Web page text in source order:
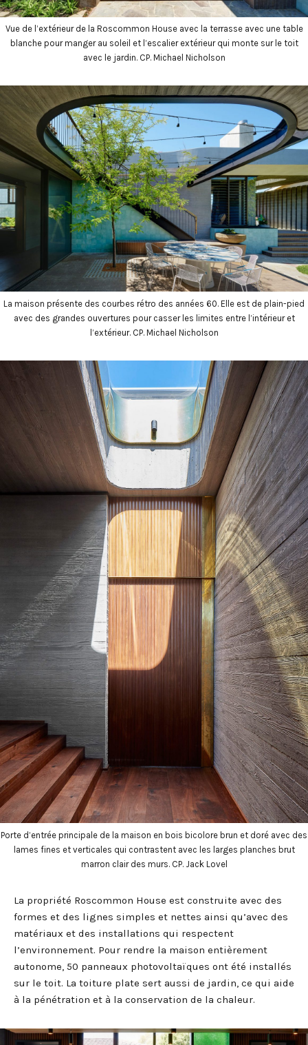
Vue de l’extérieur de la Roscommon House avec la terrasse avec une table
blanche pour manger au soleil et l’escalier extérieur qui monte sur le toit
avec le jardin. CP. Michael Nicholson
La maison présente des courbes rétro des années 60. Elle est de plain-pied
avec des grandes ouvertures pour casser les limites entre l’intérieur et
l’extérieur. CP. Michael Nicholson
Porte d’entrée principale de la maison en bois bicolore brun et doré avec des
lames fines et verticales qui contrastent avec les larges planches brut
marron clair des murs. CP. Jack Lovel
La propriété Roscommon House est construite avec des
formes et des lignes simples et nettes ainsi qu’avec des
matériaux et des installations qui respectent
l’environnement. Pour rendre la maison entièrement
autonome, 50 panneaux photovoltaïques ont été installés
sur le toit. La toiture plate sert aussi de jardin, ce qui aide
à la pénétration et à la conservation de la chaleur.